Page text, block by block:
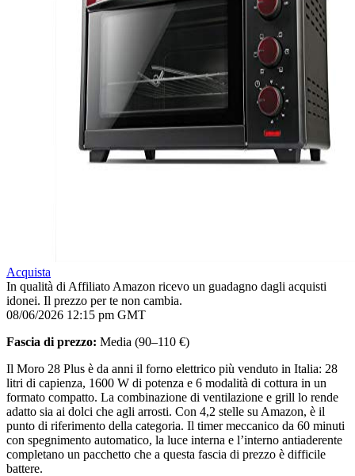
Acquista
In qualità di Affiliato Amazon ricevo un guadagno dagli acquisti
idonei. Il prezzo per te non cambia.
08/06/2026 12:15 pm GMT
Fascia di prezzo: Media (90–110 €)
Il Moro 28 Plus è da anni il forno elettrico più venduto in Italia: 28
litri di capienza, 1600 W di potenza e 6 modalità di cottura in un
formato compatto. La combinazione di ventilazione e grill lo rende
adatto sia ai dolci che agli arrosti. Con 4,2 stelle su Amazon, è il
punto di riferimento della categoria. Il timer meccanico da 60 minuti
con spegnimento automatico, la luce interna e l’interno antiaderente
completano un pacchetto che a questa fascia di prezzo è difficile
battere.